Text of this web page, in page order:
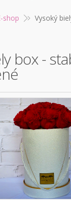
shop
Vysoký
box -